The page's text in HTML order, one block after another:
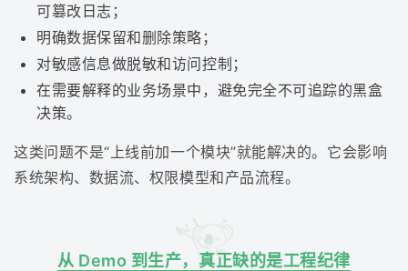
可篡改日志；
明确数据保留和删除策略；
对敏感信息做脱敏和访问控制；
在需要解释的业务场景中，避免完全不可追踪的黑盒
决策。
这类问题不是“上线前加一个模块”就能解决的。它会影响
系统架构、数据流、权限模型和产品流程。
从 Demo 到生产，真正缺的是工程纪律